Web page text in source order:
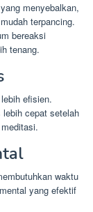
menyebalkan,
terpancing.
bereaksi
tenang.
efisien.
cepat setelah
waktu
yang efektif